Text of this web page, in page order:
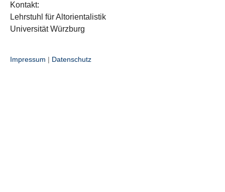
Kontakt:
Lehrstuhl für Altorientalistik
Universität Würzburg
Impressum | Datenschutz